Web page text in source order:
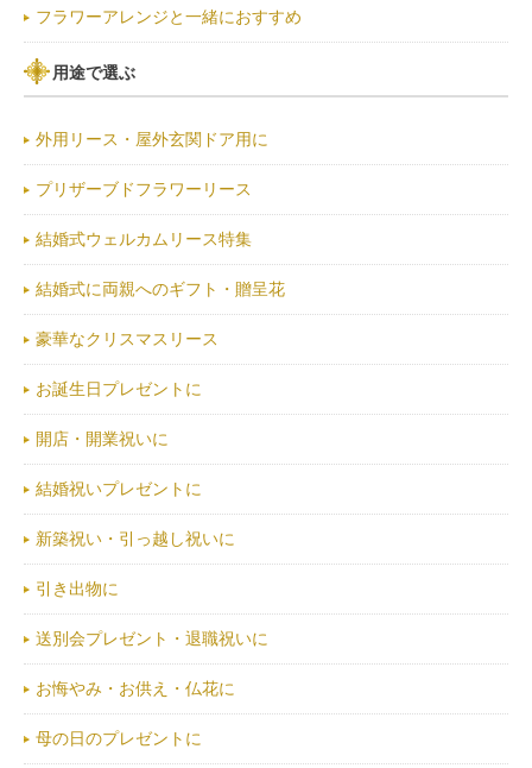
フラワーアレンジと一緒におすすめ
用途で選ぶ
外用リース・屋外玄関ドア用に
プリザーブドフラワーリース
結婚式ウェルカムリース特集
結婚式に両親へのギフト・贈呈花
豪華なクリスマスリース
お誕生日プレゼントに
開店・開業祝いに
結婚祝いプレゼントに
新築祝い・引っ越し祝いに
引き出物に
送別会プレゼント・退職祝いに
お悔やみ・お供え・仏花に
母の日のプレゼントに